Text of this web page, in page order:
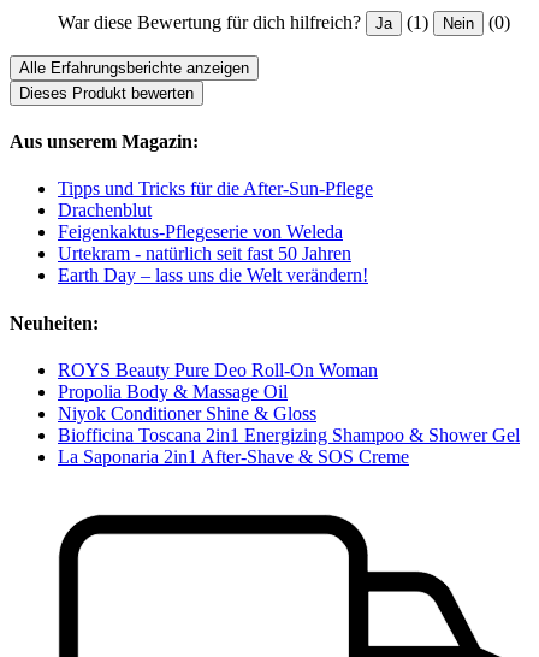
War diese Bewertung für dich hilfreich? Ja (1) Nein (0)
Alle Erfahrungsberichte anzeigen
Dieses Produkt bewerten
Aus unserem Magazin:
Tipps und Tricks für die After-Sun-Pflege
Drachenblut
Feigenkaktus-Pflegeserie von Weleda
Urtekram - natürlich seit fast 50 Jahren
Earth Day – lass uns die Welt verändern!
Neuheiten:
ROYS Beauty Pure Deo Roll-On Woman
Propolia Body & Massage Oil
Niyok Conditioner Shine & Gloss
Biofficina Toscana 2in1 Energizing Shampoo & Shower Gel
La Saponaria 2in1 After-Shave & SOS Creme